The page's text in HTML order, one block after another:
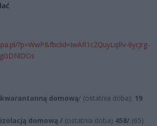
?p=WwP&fbclid=IwAR1c2QuyLqRv-6ycJrg-
kwarantanną domową/ (ostatnia doba): 19
izolacją domową / (ostatnia doba) 458/ (65)